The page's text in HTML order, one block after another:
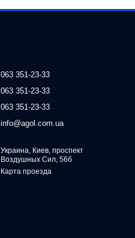
063 351-23-33
063 351-23-33
063 351-23-33
info@agol.com.ua
Украина, Киев, проспект
Воздушных Сил, 56б
Карта проезда